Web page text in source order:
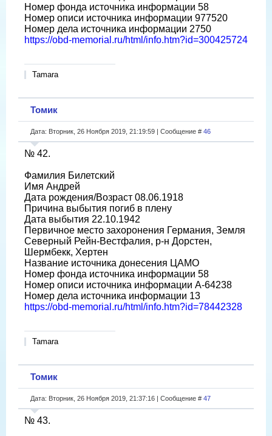
Номер фонда источника информации 58
Номер описи источника информации 977520
Номер дела источника информации 2750
https://obd-memorial.ru/html/info.htm?id=300425724
Tamara
Томик
Дата: Вторник, 26 Ноября 2019, 21:19:59 | Сообщение # 46
№ 42.
Фамилия Билетский
Имя Андрей
Дата рождения/Возраст 08.06.1918
Причина выбытия погиб в плену
Дата выбытия 22.10.1942
Первичное место захоронения Германия, Земля
Северный Рейн-Вестфалия, р-н Дорстен,
Шермбекк, Хертен
Название источника донесения ЦАМО
Номер фонда источника информации 58
Номер описи источника информации A-64238
Номер дела источника информации 13
https://obd-memorial.ru/html/info.htm?id=78442328
Tamara
Томик
Дата: Вторник, 26 Ноября 2019, 21:37:16 | Сообщение # 47
№ 43.